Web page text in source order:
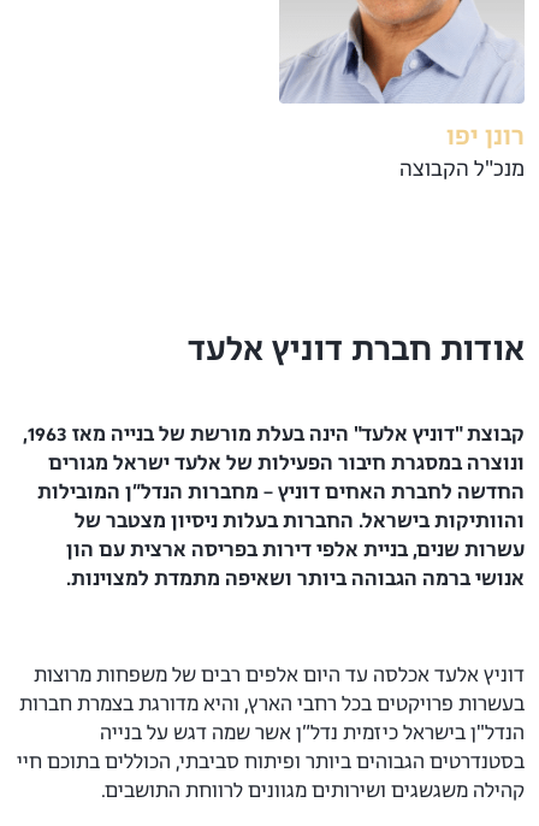
רונן יפו
מנכ"ל הקבוצה
אודות חברת דוניץ אלעד
קבוצת "דוניץ אלעד" הינה בעלת מורשת של בנייה מאז 1963,
ונוצרה במסגרת חיבור הפעילות של אלעד ישראל מגורים
החדשה לחברת האחים דוניץ – מחברות הנדל״ן המובילות
והוותיקות בישראל. החברות בעלות ניסיון מצטבר של
עשרות שנים, בניית אלפי דירות בפריסה ארצית עם הון
אנושי ברמה הגבוהה ביותר ושאיפה מתמדת למצוינות.
דוניץ אלעד אכלסה עד היום אלפים רבים של משפחות מרוצות
בעשרות פרויקטים בכל רחבי הארץ, והיא מדורגת בצמרת חברות
הנדל"ן בישראל כיזמית נדל״ן אשר שמה דגש על בנייה
בסטנדרטים הגבוהים ביותר ופיתוח סביבתי, הכוללים בתוכם חיי
קהילה משגשגים ושירותים מגוונים לרווחת התושבים.